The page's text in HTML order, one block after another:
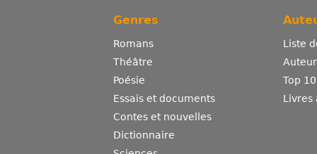
Genres
Romans
Théâtre
Poésie
Essais et documents
Contes et nouvelles
Dictionnaire
Liste
Top
Livres